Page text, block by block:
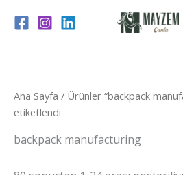
atla
Ana Sayfa / Ürünler “backpack
etiketlendi
backpack manufacturing